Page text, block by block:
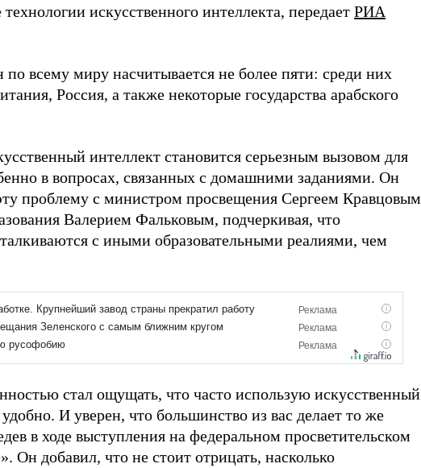
искусственного интеллекта, передает РИА
по всему миру насчитывается не более пяти: среди них
Россия, а также некоторые государства арабского
интеллект становится серьезным вызовом для
в вопросах, связанных с домашними заданиями. Он
проблему с министром просвещения Сергеем Кравцовым
Валерием Фальковым, подчеркивая, что
с иными образовательными реалиями, чем
стал ощущать, что часто использую искусственный
И уверен, что большинство из вас делает то же
в ходе выступления на федеральном просветительском
Он добавил, что не стоит отрицать, насколько